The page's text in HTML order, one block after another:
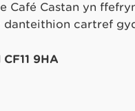
Café Castan yn
cartref
9HA